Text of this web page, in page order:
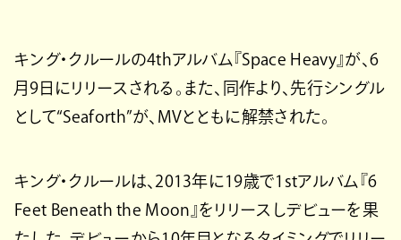
キング・クルールの4thアルバム『Space Heavy』が、6
月9日にリリースされる。また、同作より、先行シングル
として“Seaforth”が、MVとともに解禁された。
キング・クルールは、2013年に19歳で1stアルバム『6
Feet Beneath the Moon』をリリースしデビューを果